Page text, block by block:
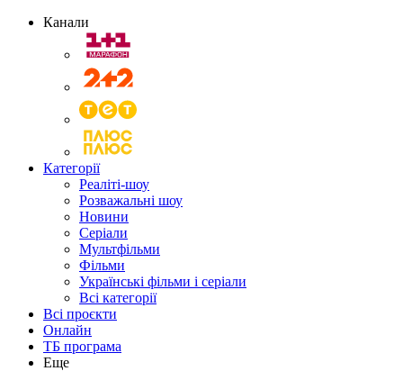
Канали
Категорії
Реаліті-шоу
Розважальні шоу
Новини
Серіали
Мультфільми
Фільми
Українські фільми і серіали
Всі категорії
Всі проєкти
Онлайн
ТБ програма
Еще